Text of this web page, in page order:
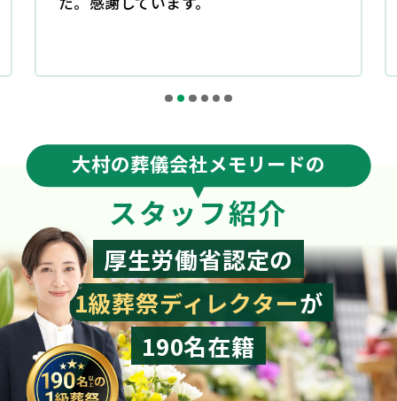
大村の葬儀会社メモリードの
スタッフ紹介
厚生労働省認定の
1級葬祭ディレクターが
190名在籍